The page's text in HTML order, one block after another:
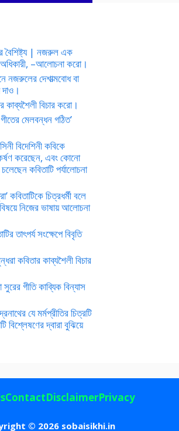
বৈশিষ্ট্য | নজরুল এক
অধিকারী, –আলোচনা করো।
নজরুলের দেশাত্মবোধ বা
কাব্যশৈলী বিচার করো।
গীতের মেলবন্ধন গঠিত’
বিদেশিনী কবিকে
করেছেন, এবং কোনো
কবিতাটি পর্যালোচনা
কবিতাটিকে চিত্রধর্মী বলে
নিজের ভাষায় আলোচনা
তাৎপর্য সংক্ষেপে বিবৃতি
কবিতার কাব্যশৈলী বিচার
সুরের গীতি কাব্যিক বিন্যাস
যে মর্মপ্রীতির চিত্রটি
বিশ্লেষণের দ্বারা বুঝিয়ে
© 2026 sobaisikhi.in
ContactDisclaimerPrivacy